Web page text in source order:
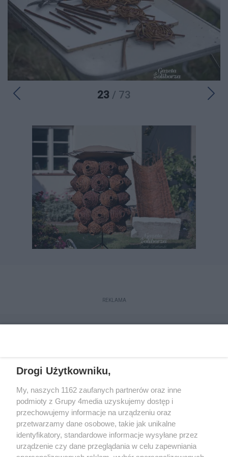
23 / 73
REKLAMA
Reklama Kontakt Regulamin
Dystrybucja
Regulamin prenumeraty
Polityka Prywatności
Drogi Użytkowniku,
My, naszych 1162 zaufanych partnerów oraz inne
podmioty z Grupy 4media uzyskujemy dostęp i
przechowujemy informacje na urządzeniu oraz
przetwarzamy dane osobowe, takie jak unikalne
identyfikatory, standardowe informacje wysyłane przez
urządzenie czy dane przeglądania w celu zapewniania